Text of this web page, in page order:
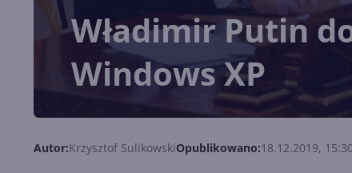
Władimir Putin
Windows XP
Autor:Krzysztof SulikowskiOpublikowano:18.12.2019, 15:30